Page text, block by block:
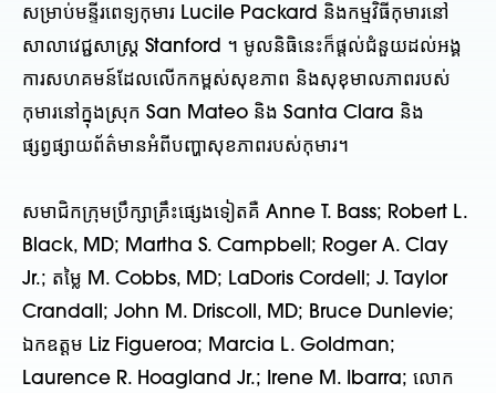
សម្រាប់មន្ទីរពេទ្យកុមារ Lucile Packard និងកម្មវិធីកុមារនៅ
សាលាវេជ្ជសាស្ត្រ Stanford ។ មូលនិធិនេះក៏ផ្តល់ជំនួយដល់អង្គ
ការសហគមន៍ដែលលើកកម្ពស់សុខភាព និងសុខុមាលភាពរបស់
កុមារនៅក្នុងស្រុក San Mateo និង Santa Clara និង
ផ្សព្វផ្សាយព័ត៌មានអំពីបញ្ហាសុខភាពរបស់កុមារ។
សមាជិកក្រុមប្រឹក្សាគ្រឹះផ្សេងទៀតគឺ Anne T. Bass; Robert L.
Black, MD; Martha S. Campbell; Roger A. Clay
Jr.; តម្លៃ M. Cobbs, MD; LaDoris Cordell; J. Taylor
Crandall; John M. Driscoll, MD; Bruce Dunlevie;
ឯកឧត្តម Liz Figueroa; Marcia L. Goldman;
Laurence R. Hoagland Jr.; Irene M. Ibarra; លោក